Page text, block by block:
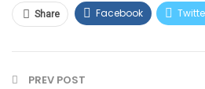
Share Facebook
PREV POST